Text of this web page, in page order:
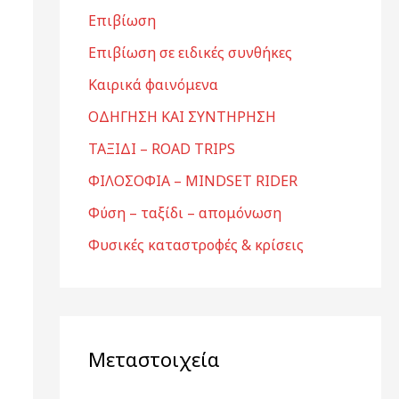
Επιβίωση
Επιβίωση σε ειδικές συνθήκες
Καιρικά φαινόμενα
ΟΔΗΓΗΣΗ ΚΑΙ ΣΥΝΤΗΡΗΣΗ
ΤΑΞΙΔΙ – ROAD TRIPS
ΦΙΛΟΣΟΦΙΑ – MINDSET RIDER
Φύση – ταξίδι – απομόνωση
Φυσικές καταστροφές & κρίσεις
Μεταστοιχεία